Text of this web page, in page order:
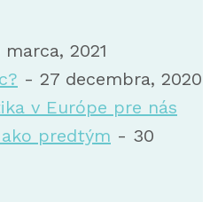
2021
- 27 decembra, 2020
v Európe pre nás
predtým - 30